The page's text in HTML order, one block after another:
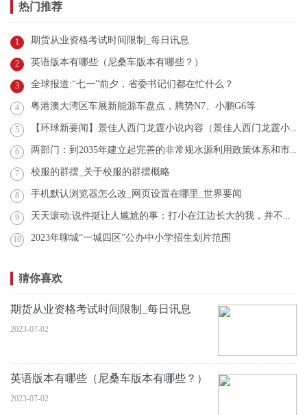
热门推荐
1 期货从业资格考试时间限制_每日讯息
2 英语版本有哪些（尼桑车版本有哪些？）
3 全球报道:“七一”前夕，省委书记们都在忙什么？
4 粤港澳大湾区车展新能源车盘点，腾势N7、小鹏G6等
5 【环球新要闻】景佳人西门龙霆小说内容（景佳人西门龙霆小说）
6 两部门：到2035年建立起完善的非常规水源利用政策体系和市场机制
7 校服的群摆_关于校服的群摆概略
8 手机默认浏览器怎么改_网页设置在哪里_世界要闻
9 天天滚动:说件挺让人尴尬的事：打小在江边长大的我，并不会游泳
10 2023年聊城“一城四区”公办中小学招生划片范围
猜你喜欢
期货从业资格考试时间限制_每日讯息
2023-07-02
英语版本有哪些（尼桑车版本有哪些？）
2023-07-02